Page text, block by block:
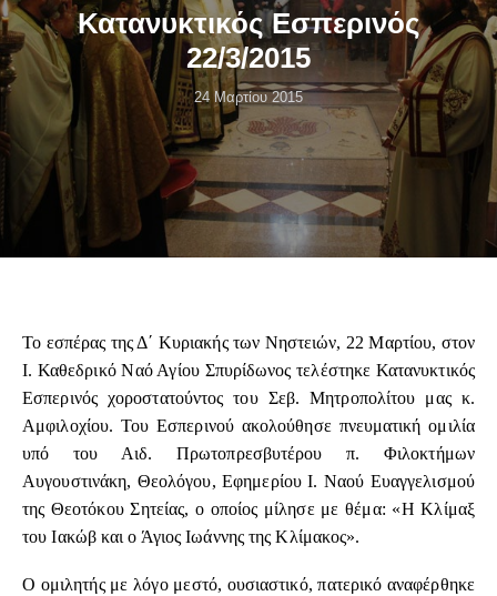
Κατανυκτικός Εσπερινός
22/3/2015
24 Μαρτίου 2015
Το εσπέρας της Δ΄ Κυριακής των Νηστειών, 22 Μαρτίου, στον
Ι. Καθεδρικό Ναό Αγίου Σπυρίδωνος τελέστηκε Κατανυκτικός
Εσπερινός χοροστατούντος του Σεβ. Μητροπολίτου μας κ.
Αμφιλοχίου. Του Εσπερινού ακολούθησε πνευματική ομιλία
υπό του Αιδ. Πρωτοπρεσβυτέρου π. Φιλοκτήμων
Αυγουστινάκη, Θεολόγου, Εφημερίου Ι. Ναού Ευαγγελισμού
της Θεοτόκου Σητείας, ο οποίος μίλησε με θέμα: «Η Κλίμαξ
του Ιακώβ και ο Άγιος Ιωάννης της Κλίμακος».
Ο ομιλητής με λόγο μεστό, ουσιαστικό, πατερικό αναφέρθηκε